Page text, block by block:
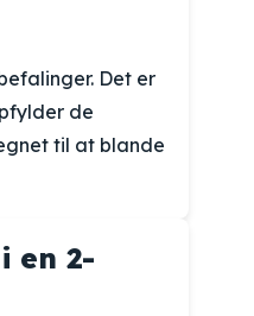
Det er
de
til at blande
en 2-